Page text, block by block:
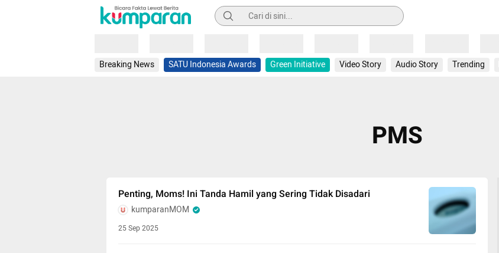
Pencarian
Breaking News SATU Indonesia Awards Green Initiative Video Story Audio Story Trending
PMS
Penting, Moms! Ini Tanda Hamil yang Sering Tidak Disadari
kumparanMOM
25 Sep 2025